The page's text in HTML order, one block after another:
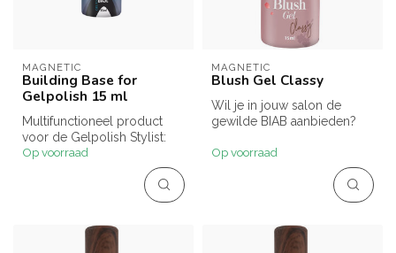
MAGNETIC
Building Base for
Gelpolish 15 ml
Multifunctioneel product
voor de Gelpolish Stylist:
Het geeft platte nagels
Op voorraad
MAGNETIC
Blush Gel Classy
Wil je in jouw salon de
gewilde BIAB aanbieden?
idea...
Op voorraad